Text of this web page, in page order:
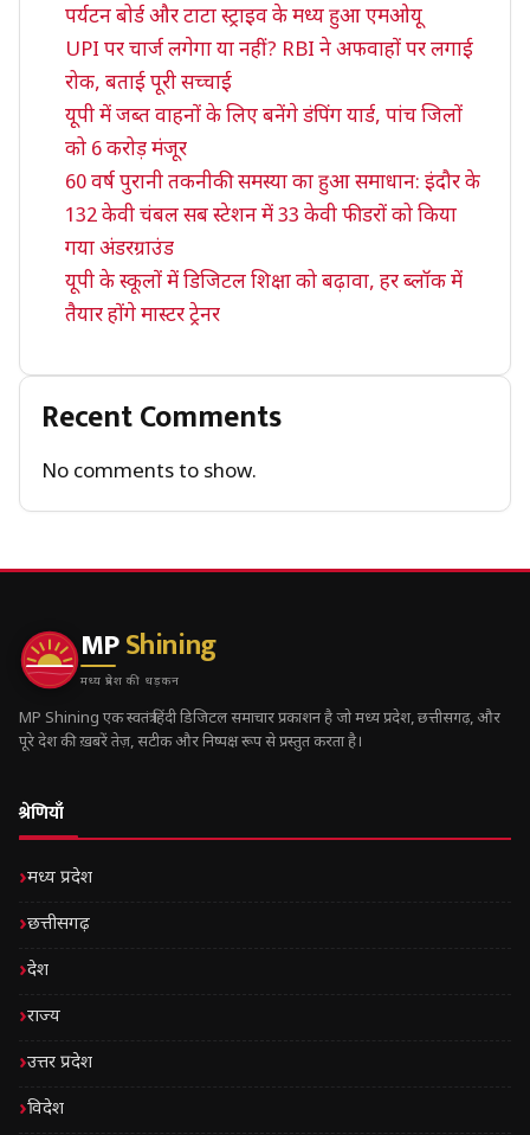
पर्यटन बोर्ड और टाटा स्ट्राइव के मध्य हुआ एमओयू
UPI पर चार्ज लगेगा या नहीं? RBI ने अफवाहों पर लगाई
रोक, बताई पूरी सच्चाई
यूपी में जब्त वाहनों के लिए बनेंगे डंपिंग यार्ड, पांच जिलों
को 6 करोड़ मंजूर
60 वर्ष पुरानी तकनीकी समस्या का हुआ समाधान: इंदौर के
132 केवी चंबल सब स्टेशन में 33 केवी फीडरों को किया
गया अंडरग्राउंड
यूपी के स्कूलों में डिजिटल शिक्षा को बढ़ावा, हर ब्लॉक में
तैयार होंगे मास्टर ट्रेनर
Recent Comments
No comments to show.
MPShining
मध्य प्रदेश की धड़कन
MP Shining एक स्वतंत्र हिंदी डिजिटल समाचार प्रकाशन है जो मध्य प्रदेश, छत्तीसगढ़, और
पूरे देश की ख़बरें तेज़, सटीक और निष्पक्ष रूप से प्रस्तुत करता है।
श्रेणियाँ
मध्य प्रदेश
छत्तीसगढ़
देश
राज्य
उत्तर प्रदेश
विदेश